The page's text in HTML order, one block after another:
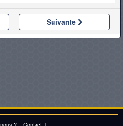
Suivante
? | Contact |